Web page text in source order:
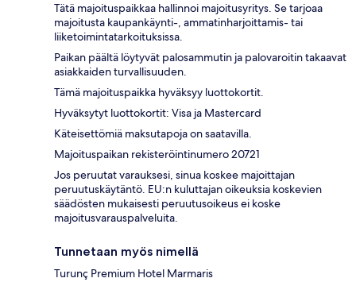
Tätä majoituspaikkaa hallinnoi majoitusyritys. Se tarjoaa
majoitusta kaupankäynti-, ammatinharjoittamis- tai
liiketoimintatarkoituksissa.
Paikan päältä löytyvät palosammutin ja palovaroitin takaavat
asiakkaiden turvallisuuden.
Tämä majoituspaikka hyväksyy luottokortit.
Hyväksytyt luottokortit: Visa ja Mastercard
Käteisettömiä maksutapoja on saatavilla.
Majoituspaikan rekisteröintinumero 20721
Jos peruutat varauksesi, sinua koskee majoittajan
peruutuskäytäntö. EU:n kuluttajan oikeuksia koskevien
säädösten mukaisesti peruutusoikeus ei koske
majoitusvarauspalveluita.
Tunnetaan myös nimellä
Turunç Premium Hotel Marmaris